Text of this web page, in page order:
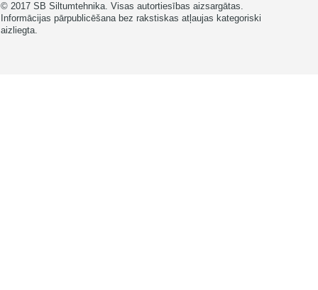
© 2017 SB Siltumtehnika. Visas autortiesības aizsargātas.
Informācijas pārpublicēšana bez rakstiskas atļaujas kategoriski
aizliegta.